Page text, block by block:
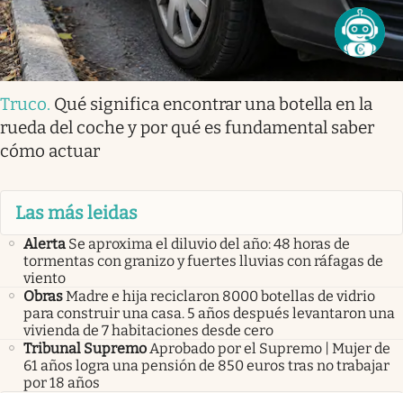
Truco. Qué significa encontrar una botella en la
rueda del coche y por qué es fundamental saber
cómo actuar
Las más leidas
Alerta Se aproxima el diluvio del año: 48 horas de
tormentas con granizo y fuertes lluvias con ráfagas de
viento
ObrasMadre e hija reciclaron 8000 botellas de vidrio
para construir una casa. 5 años después levantaron una
vivienda de 7 habitaciones desde cero
Tribunal SupremoAprobado por el Supremo | Mujer de
61 años logra una pensión de 850 euros tras no trabajar
por 18 años